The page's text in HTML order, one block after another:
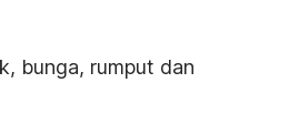
bunga, rumput dan